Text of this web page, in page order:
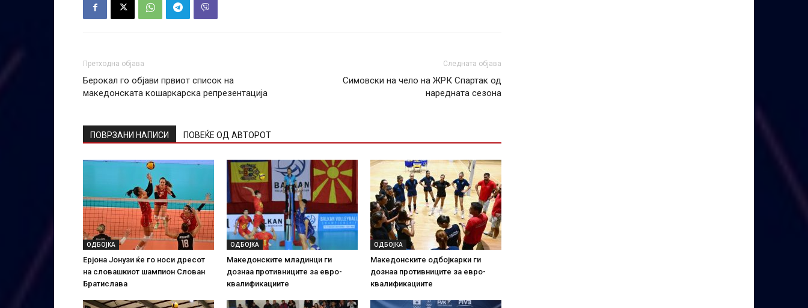
Претходна објава
Берокал го објави првиот список на
македонската кошаркарска репрезентација
Следната објава
Симовски на чело на ЖРК Спартак од
наредната сезона
ПОВРЗАНИ НАПИСИ ПОВЕЌЕ ОД АВТОРОТ
ОДБОЈКА
Ерјона Јонузи ќе го носи дресот
на словашкиот шампион Слован
Братислава
ОДБОЈКА
Македонските младинци ги
дознаа противниците за евро-
квалификациите
ОДБОЈКА
Македонските одбојкарки ги
дознаа противниците за евро-
квалификациите